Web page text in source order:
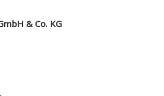
& Co. KG